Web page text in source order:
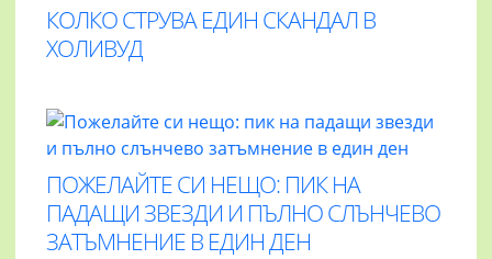
КОЛКО СТРУВА ЕДИН СКАНДАЛ В
ХОЛИВУД
ПОЖЕЛАЙТЕ СИ НЕЩО: ПИК НА
ПАДАЩИ ЗВЕЗДИ И ПЪЛНО СЛЪНЧЕВО
ЗАТЪМНЕНИЕ В ЕДИН ДЕН